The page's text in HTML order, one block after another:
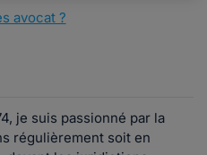
avocat ?
je suis passionné par la
régulièrement soit en